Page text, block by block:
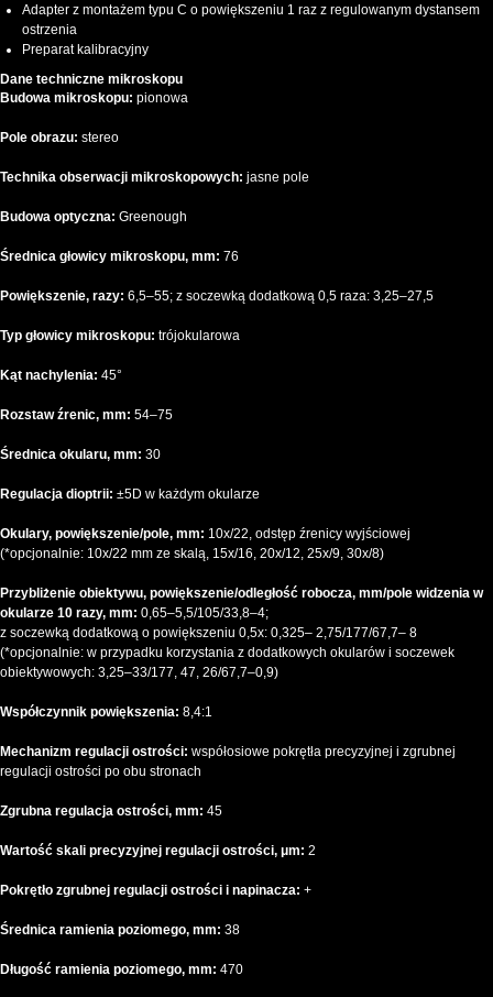
Adapter z montażem typu C o powiększeniu 1 raz z regulowanym dystansem
ostrzenia
Preparat kalibracyjny
Dane techniczne mikroskopu
Budowa mikroskopu: pionowa
Pole obrazu: stereo
Technika obserwacji mikroskopowych: jasne pole
Budowa optyczna: Greenough
Średnica głowicy mikroskopu, mm: 76
Powiększenie, razy: 6,5–55; z soczewką dodatkową 0,5 raza: 3,25–27,5
Typ głowicy mikroskopu: trójokularowa
Kąt nachylenia: 45°
Rozstaw źrenic, mm: 54–75
Średnica okularu, mm: 30
Regulacja dioptrii: ±5D w każdym okularze
Okulary, powiększenie/pole, mm: 10x/22, odstęp źrenicy wyjściowej
(*opcjonalnie: 10x/22 mm ze skalą, 15x/16, 20х/12, 25x/9, 30x/8)
Przybliżenie obiektywu, powiększenie/odległość robocza, mm/pole widzenia w
okularze 10 razy, mm: 0,65–5,5/105/33,8–4;
z soczewką dodatkową o powiększeniu 0,5x: 0,325– 2,75/177/67,7– 8
(*opcjonalnie: w przypadku korzystania z dodatkowych okularów i soczewek
obiektywowych: 3,25–33/177, 47, 26/67,7–0,9)
Współczynnik powiększenia: 8,4:1
Mechanizm regulacji ostrości: współosiowe pokrętła precyzyjnej i zgrubnej
regulacji ostrości po obu stronach
Zgrubna regulacja ostrości, mm: 45
Wartość skali precyzyjnej regulacji ostrości, μm: 2
Pokrętło zgrubnej regulacji ostrości i napinacza: +
Średnica ramienia poziomego, mm: 38
Długość ramienia poziomego, mm: 470